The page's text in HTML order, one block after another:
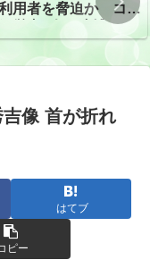
利用者を脅迫か コン
像 首が折れ
はてブ
ピー